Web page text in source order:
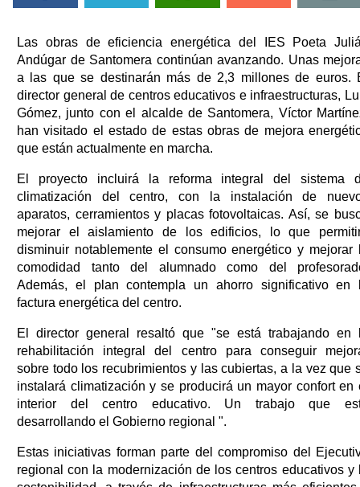
Las obras de eficiencia energética del IES Poeta
Andúgar de Santomera continúan avanzando. Unas
a las que se destinarán más de 2,3 millones de euros.
director general de centros educativos e infraestructuras,
Gómez, junto con el alcalde de Santomera, Víctor
han visitado el estado de estas obras de mejora
que están actualmente en marcha.
El proyecto incluirá la reforma integral del sistema
climatización del centro, con la instalación de
aparatos, cerramientos y placas fotovoltaicas. Así, se
mejorar el aislamiento de los edificios, lo que
disminuir notablemente el consumo energético y mejorar
comodidad tanto del alumnado como del
Además, el plan contempla un ahorro significativo en
factura energética del centro.
El director general resaltó que "se está trabajando en
rehabilitación integral del centro para conseguir
sobre todo los recubrimientos y las cubiertas, a la vez que
instalará climatización y se producirá un mayor confort en
interior del centro educativo. Un trabajo que
desarrollando el Gobierno regional ".
Estas iniciativas forman parte del compromiso del
regional con la modernización de los centros educativos y